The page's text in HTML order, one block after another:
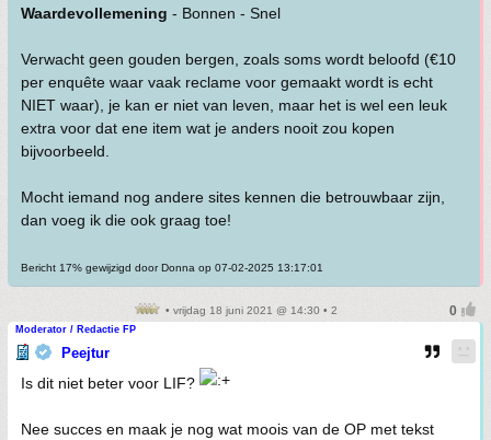
Waardevollemening - Bonnen - Snel
Verwacht geen gouden bergen, zoals soms wordt beloofd (€10
per enquête waar vaak reclame voor gemaakt wordt is echt
NIET waar), je kan er niet van leven, maar het is wel een leuk
extra voor dat ene item wat je anders nooit zou kopen
bijvoorbeeld.
Mocht iemand nog andere sites kennen die betrouwbaar zijn,
dan voeg ik die ook graag toe!
Bericht 17% gewijzigd door Donna op 07-02-2025 13:17:01
• vrijdag 18 juni 2021 @ 14:30 • 2
Moderator / Redactie FP
Peejtur
Is dit niet beter voor LIF?
Nee succes en maak je nog wat moois van de OP met tekst